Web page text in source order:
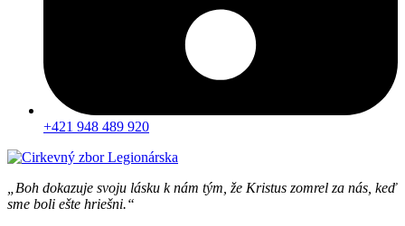
+421 948 489 920
„Boh dokazuje svoju lásku k nám tým, že Kristus zomrel za nás, keď
sme boli ešte hriešni.“